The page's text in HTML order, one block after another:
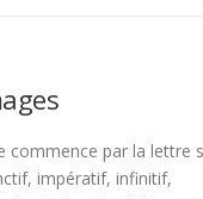
commence par la lettre
impératif, infinitif,